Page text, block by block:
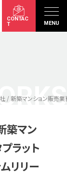
CONTAC
T
MENU
/ 新築マンション販売業
築マン
ラット
リリー